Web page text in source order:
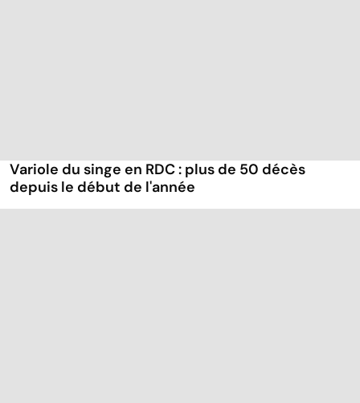
Variole du singe en RDC : plus de 50 décès
depuis le début de l'année